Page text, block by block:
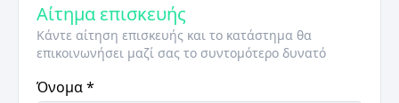
Αίτημα επισκευής
Κάντε αίτηση επισκευής και το κατάστημα θα
επικοινωνήσει μαζί σας το συντομότερο δυνατό
Όνομα*